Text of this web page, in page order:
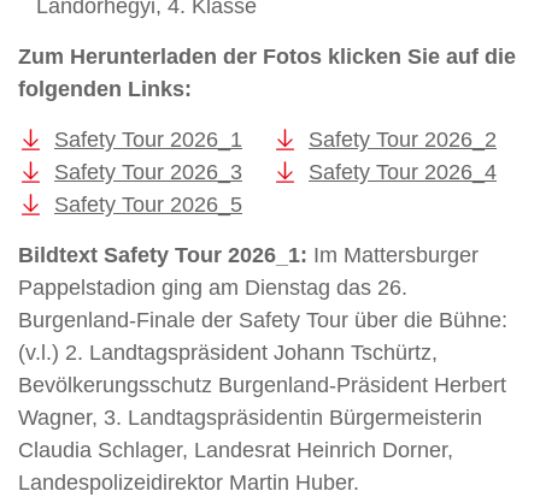
Landorhegyi, 4. Klasse
Zum Herunterladen der Fotos klicken Sie auf die
folgenden Links:
Safety Tour 2026_1
Safety Tour 2026_2
Safety Tour 2026_3
Safety Tour 2026_4
Safety Tour 2026_5
Bildtext Safety Tour 2026_1: Im Mattersburger
Pappelstadion ging am Dienstag das 26.
Burgenland-Finale der Safety Tour über die Bühne:
(v.l.) 2. Landtagspräsident Johann Tschürtz,
Bevölkerungsschutz Burgenland-Präsident Herbert
Wagner, 3. Landtagspräsidentin Bürgermeisterin
Claudia Schlager, Landesrat Heinrich Dorner,
Landespolizeidirektor Martin Huber.